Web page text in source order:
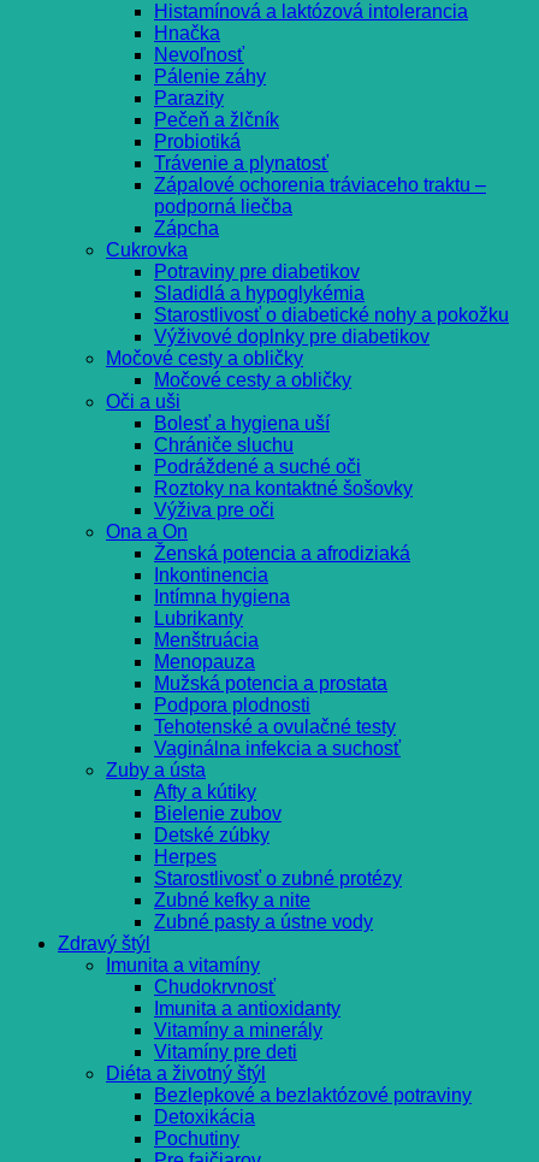
Histamínová a laktózová intolerancia
Hnačka
Nevoľnosť
Pálenie záhy
Parazity
Pečeň a žlčník
Probiotiká
Trávenie a plynatosť
Zápalové ochorenia tráviaceho traktu –
podporná liečba
Zápcha
Cukrovka
Potraviny pre diabetikov
Sladidlá a hypoglykémia
Starostlivosť o diabetické nohy a pokožku
Výživové doplnky pre diabetikov
Močové cesty a obličky
Močové cesty a obličky
Oči a uši
Bolesť a hygiena uší
Chrániče sluchu
Podráždené a suché oči
Roztoky na kontaktné šošovky
Výživa pre oči
Ona a On
Ženská potencia a afrodiziaká
Inkontinencia
Intímna hygiena
Lubrikanty
Menštruácia
Menopauza
Mužská potencia a prostata
Podpora plodnosti
Tehotenské a ovulačné testy
Vaginálna infekcia a suchosť
Zuby a ústa
Afty a kútiky
Bielenie zubov
Detské zúbky
Herpes
Starostlivosť o zubné protézy
Zubné kefky a nite
Zubné pasty a ústne vody
Zdravý štýl
Imunita a vitamíny
Chudokrvnosť
Imunita a antioxidanty
Vitamíny a minerály
Vitamíny pre deti
Diéta a životný štýl
Bezlepkové a bezlaktózové potraviny
Detoxikácia
Pochutiny